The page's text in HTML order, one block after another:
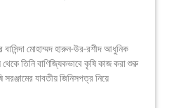
মোহাম্মদ হারুন-উর-রশীদ আধুনিক
তিনি বাণিজ্যিকভাবে কৃষি কাজ করা শুরু
যাবতীয় জিনিসপত্র নিয়ে